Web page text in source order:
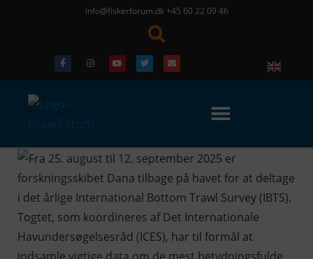
info@fiskerforum.dk +45 60 22 09 46